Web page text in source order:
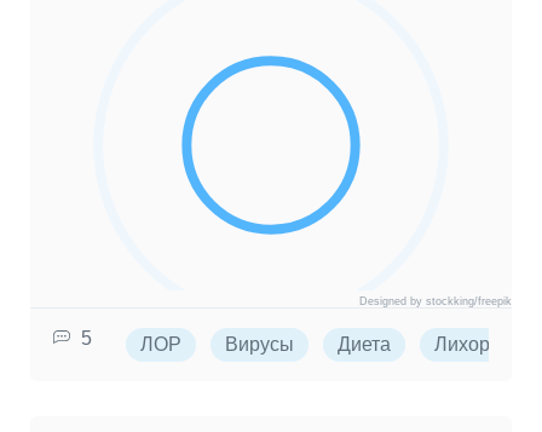
Designed by stockking/freepik
5 ЛОР Вирусы Диета Лихорадка